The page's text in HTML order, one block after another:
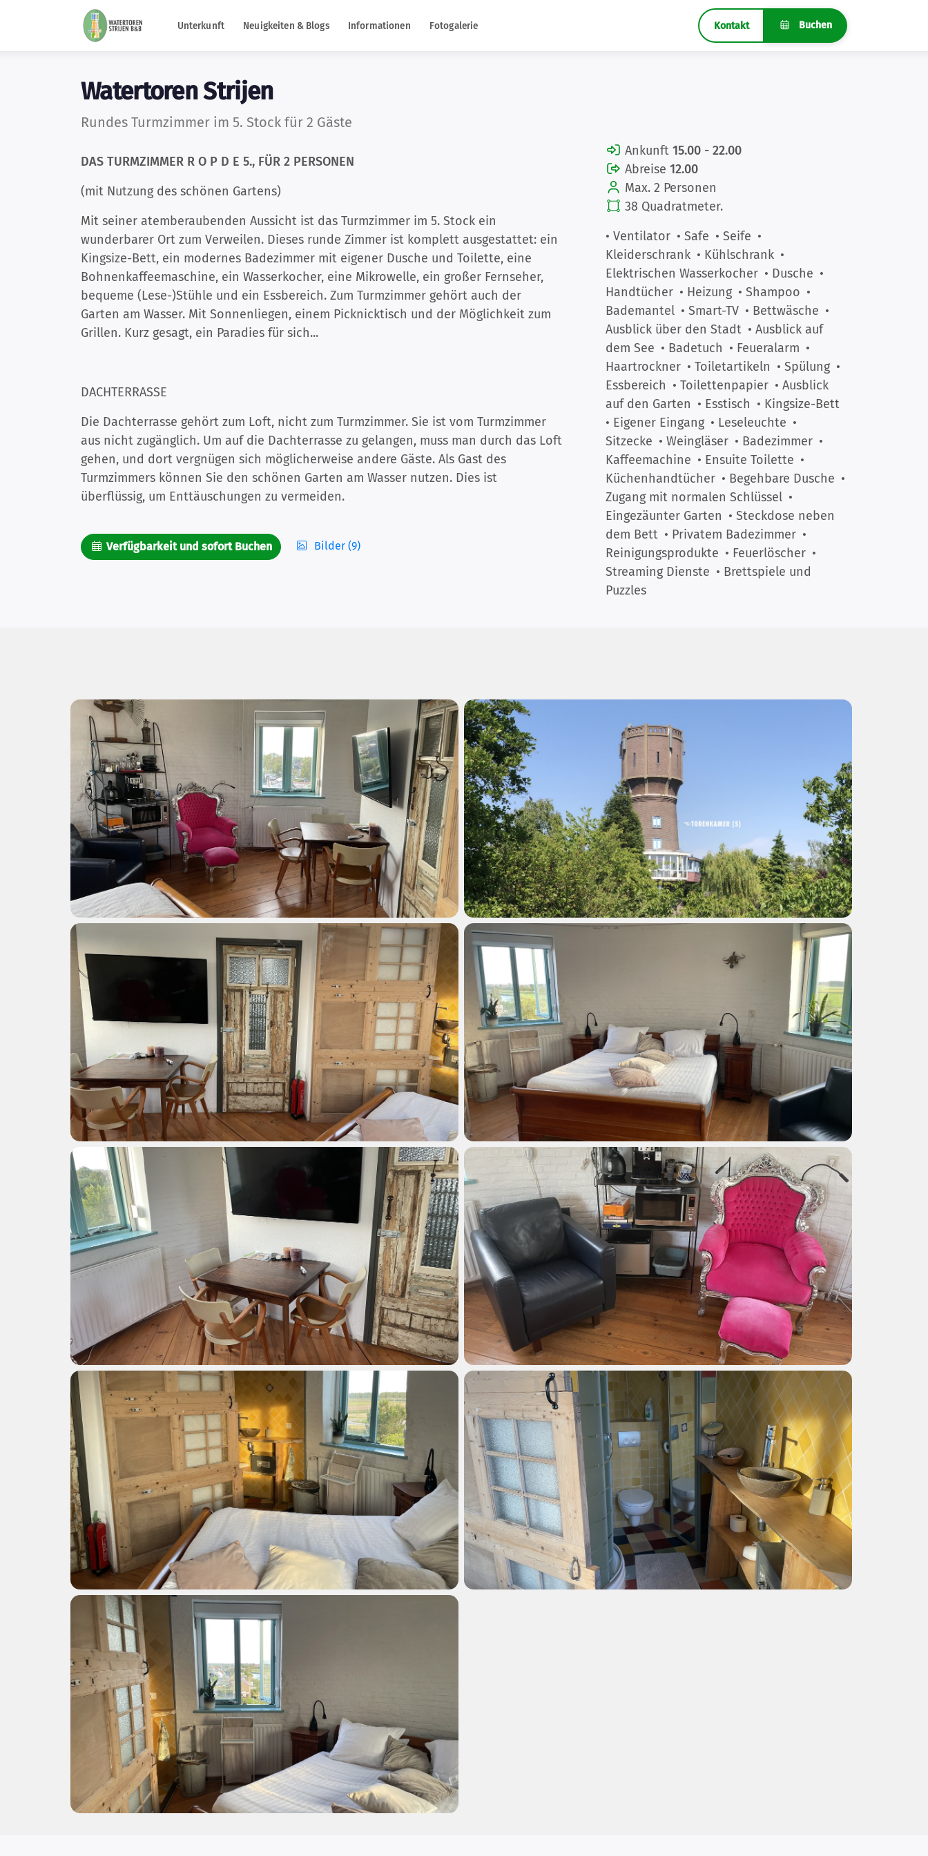
Unterkunft Neuigkeiten & Blogs Informationen Fotogalerie Kontakt Buchen
Watertoren Strijen
Rundes Turmzimmer im 5. Stock für 2 Gäste
DAS TURMZIMMER R O P D E 5., FÜR 2 PERSONEN
(mit Nutzung des schönen Gartens)
Mit seiner atemberaubenden Aussicht ist das Turmzimmer im 5. Stock ein
wunderbarer Ort zum Verweilen. Dieses runde Zimmer ist komplett ausgestattet: ein
Kingsize-Bett, ein modernes Badezimmer mit eigener Dusche und Toilette, eine
Bohnenkaffeemaschine, ein Wasserkocher, eine Mikrowelle, ein großer Fernseher,
bequeme (Lese-)Stühle und ein Essbereich. Zum Turmzimmer gehört auch der
Garten am Wasser. Mit Sonnenliegen, einem Picknicktisch und der Möglichkeit zum
Grillen. Kurz gesagt, ein Paradies für sich...
DACHTERRASSE
Die Dachterrasse gehört zum Loft, nicht zum Turmzimmer. Sie ist vom Turmzimmer
aus nicht zugänglich. Um auf die Dachterrasse zu gelangen, muss man durch das Loft
gehen, und dort vergnügen sich möglicherweise andere Gäste. Als Gast des
Turmzimmers können Sie den schönen Garten am Wasser nutzen. Dies ist
überflüssig, um Enttäuschungen zu vermeiden.
Verfügbarkeit und sofort Buchen Bilder (9)
Ankunft 15.00 - 22.00
Abreise 12.00
Max. 2 Personen
38 Quadratmeter.
• Ventilator • Safe • Seife •
Kleiderschrank • Kühlschrank •
Elektrischen Wasserkocher • Dusche •
Handtücher • Heizung • Shampoo •
Bademantel • Smart-TV • Bettwäsche •
Ausblick über den Stadt • Ausblick auf
dem See • Badetuch • Feueralarm •
Haartrockner • Toiletartikeln • Spülung •
Essbereich • Toilettenpapier • Ausblick
auf den Garten • Esstisch • Kingsize-Bett
• Eigener Eingang • Leseleuchte •
Sitzecke • Weingläser • Badezimmer •
Kaffeemachine • Ensuite Toilette •
Küchenhandtücher • Begehbare Dusche •
Zugang mit normalen Schlüssel •
Eingezäunter Garten • Steckdose neben
dem Bett • Privatem Badezimmer •
Reinigungsprodukte • Feuerlöscher •
Streaming Dienste • Brettspiele und
Puzzles